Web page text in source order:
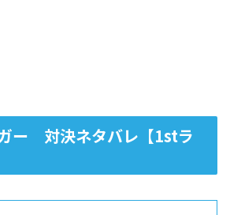
ー 対決ネタバレ【1stラ